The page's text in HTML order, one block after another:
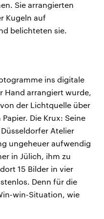
Sie arrangierten
Kugeln auf
belichteten sie.
ins digitale
Hand arrangiert wurde,
der Lichtquelle über
Die Krux: Seine
Atelier
ungeheuer aufwendig
in Jülich, ihm zu
15 Bilder in vier
Denn für die
win-Situation, wie